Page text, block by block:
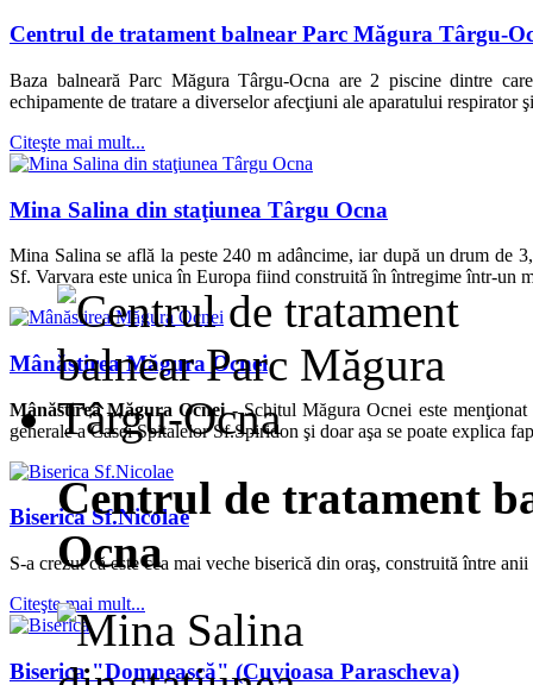
Centrul de tratament balnear Parc Măgura Târgu-
Baza balneară Parc Măgura Târgu-Ocna are 2 piscine dintre
echipamente de tratare a diverselor afecţiuni ale aparatului respirator
Citeşte mai mult...
Mina Salina din staţiunea Târgu Ocna
Mina Salina se află la peste 240 m adâncime, iar după un drum de
Sf. Varvara este unica în Europa fiind construită în întregime într-un
Mânăstirea Măgura Ocnei
Mânăstirea Măgura Ocnei -Schitul Măgura Ocnei este
generale a Casei Spitalelor Sf.Spiridon şi doar aşa se poate explica
Biserica Sf.Nicolae
S-a crezut că este cea mai veche biserică din oraş, construită între
Citeşte mai mult...
Biserica "Domnească" (Cuvioasa Parascheva)
Centrul de tratament
Ocna